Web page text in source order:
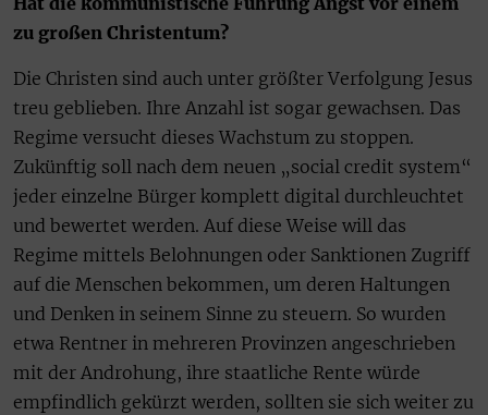
zu großen Christentum?
Die Christen sind auch unter größter Verfolgung Jesus
treu geblieben. Ihre Anzahl ist sogar gewachsen. Das
Regime versucht dieses Wachstum zu stoppen.
Zukünftig soll nach dem neuen „social credit system“
jeder einzelne Bürger komplett digital durchleuchtet
und bewertet werden. Auf diese Weise will das
Regime mittels Belohnungen oder Sanktionen Zugriff
auf die Menschen bekommen, um deren Haltungen
und Denken in seinem Sinne zu steuern. So wurden
etwa Rentner in mehreren Provinzen angeschrieben
mit der Androhung, ihre staatliche Rente würde
empfindlich gekürzt werden, sollten sie sich weiter zu